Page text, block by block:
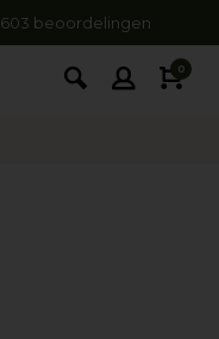
603 beoordelingen
0